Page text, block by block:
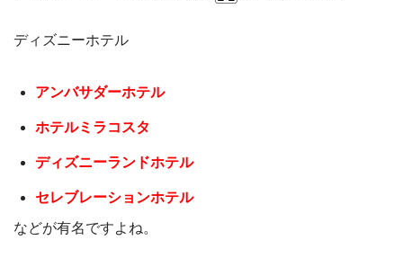
ディズニーホテル
アンバサダーホテル
ホテルミラコスタ
ディズニーランドホテル
セレブレーションホテル
などが有名ですよね。